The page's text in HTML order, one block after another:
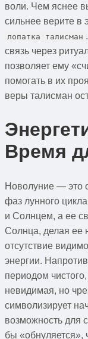
воли. Чем яснее
сильнее верите в
лопатка талисман
связь через
позволяет ему
помогать в их
веры талисман
Время
Новолуние — это
фаз лунного
и Солнцем, а ее
Солнца, делая ее
отсутствие
энергии.
периодом
невидимая, но
символизирует
возможность для
бы «обнуляется»,